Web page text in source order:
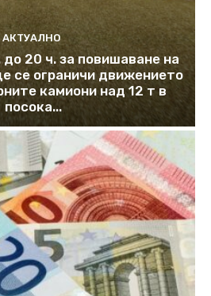
АКТУАЛНО
до 20 ч. за повишаване на
се ограничи движението
камиони над 12 т в
посока...